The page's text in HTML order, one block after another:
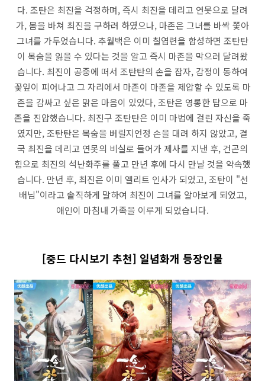
다. 조탄은 최진을 걱정하며, 즉시 최진을 데리고 연못으로 달려
가, 몸을 바쳐 최진을 구하려 하였으나, 마존은 그녀를 바싹 쫓아
그녀를 가두었습니다. 추월백은 이미 칠엽련을 합성하면 조탄탄
이 목숨을 잃을 수 있다는 것을 알고 즉시 마존을 막으러 달려왔
습니다. 최진이 공중에 떠서 조탄탄의 손을 잡자, 감정이 동하여
꽃잎이 피어나고 그 자리에서 마존이 마존을 제압할 수 있도록 마
존을 감싸고 싶은 맑은 마음이 있었다, 조탄은 영롱한 탑으로 마
존을 진압했습니다. 최진구 조탄탄은 이미 마법에 걸린 자신을 죽
였지만, 조탄탄은 목숨을 버릴지언정 손을 대려 하지 않았고, 결
국 최진을 데리고 연못의 비실로 들어가 제사를 지낸 후, 건곤의
힘으로 최진의 석난화주를 풀고 만년 후에 다시 만날 것을 약속했
습니다. 만년 후, 최진은 이미 엘리트 인사가 되었고, 조탄이 "선
배님"이라고 솔직하게 말하여 최진이 그녀를 알아보게 되었고,
애인이 마침내 가족을 이루게 되었습니다.
[중드 다시보기 추천] 일념화개 등장인물